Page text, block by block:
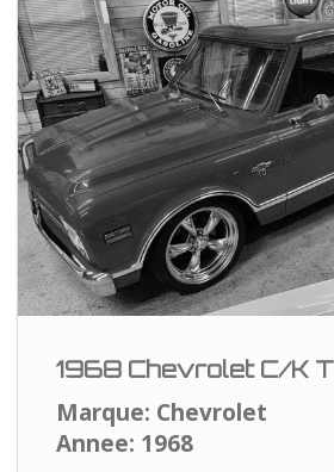
1968 Chevrolet C/K
Marque: Chevrolet
Annee: 1968